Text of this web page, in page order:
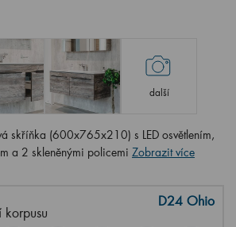
další
skříňka (600x765x210) s LED osvětlením,
a 2 skleněnými policemi Zobrazit více
korpusu
D24 Ohio